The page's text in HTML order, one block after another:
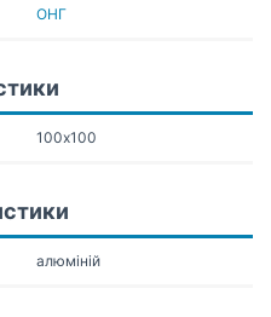
ОНГ
100х100
алюміній